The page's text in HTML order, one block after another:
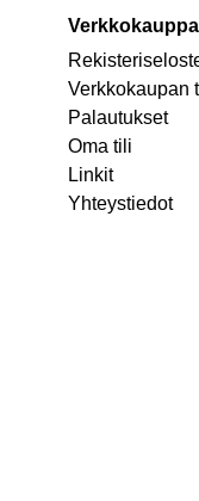
Verkkokauppa
Verkkokaupan
Palautukset
Oma tili
Linkit
Yhteystiedot